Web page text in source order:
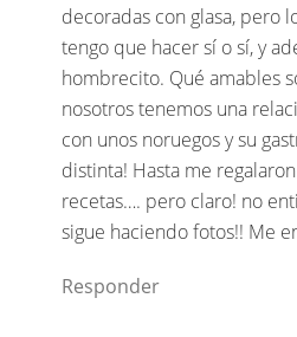
decoradas con glasa, pero
tengo que hacer sí o sí, y
hombrecito. Qué amables
nosotros tenemos una
con unos noruegos y su
distinta! Hasta me
recetas…. pero claro! no
sigue haciendo fotos!! Me
Responder